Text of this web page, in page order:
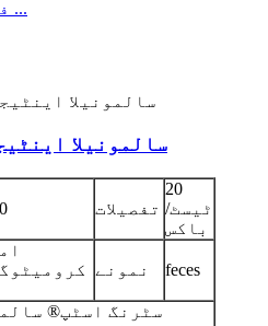
فلوروسینس ایس ...
سالمونیلا
تفصیلات
20
ٹیسٹ/
باکس
نمونے feces
سٹرنگ اسٹپ®